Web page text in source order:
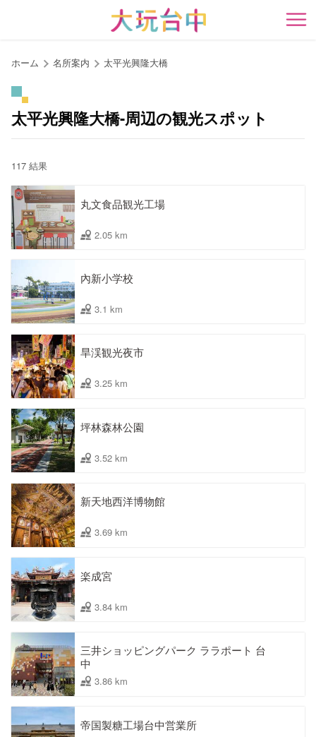
開
ホーム 名所案内 太平光興隆大橋
太平光興隆大橋-周辺の観光スポット
117 結果
丸文食品観光工場
2.05 km
內新小学校
3.1 km
旱渓観光夜市
3.25 km
坪林森林公園
3.52 km
新天地西洋博物館
3.69 km
楽成宮
3.84 km
三井ショッピングパーク ララポート 台
中
3.86 km
帝国製糖工場台中営業所